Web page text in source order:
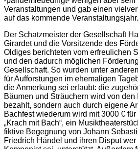
Veranstaltungen und gab einen
auf das kommende Veranstaltungsjahr.
Der Schatzmeister der Gesellschaft
Girardet und die Vorsitzende des
Oldiges berichteten vom erfreulichen
und den dadurch möglichen
Gesellschaft. So wurden unter
für Aufforstungen im ehemaligen
die Anmerkung sei erlaubt: die
Bäumen und Sträuchern wird von
bezahlt, sondern auch durch eigene
Bachfest wiederum wird mit 3000 €
„Krach mit Bach“, ein
fiktive Begegnung von Johann
Friedrich Händel und ihren Disput